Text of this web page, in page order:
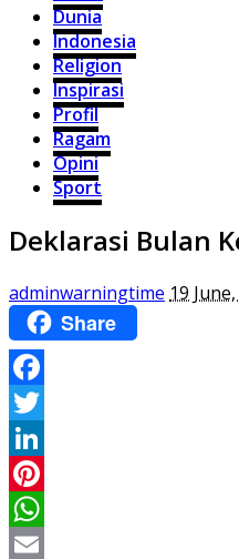
Dunia
Indonesia
Religion
Inspirasi
Profil
Ragam
Opini
Sport
Deklarasi Bulan
adminwarningtime 19
Share
Facebook
Twitter
LinkedIn
Pinterest
WhatsApp